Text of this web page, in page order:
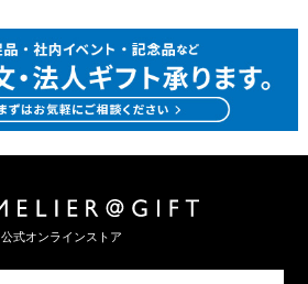
公式オンラインストア